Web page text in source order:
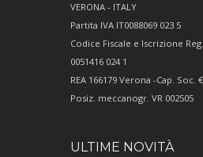
VERONA - ITALY
Partita IVA IT0088069 023 5
Codice Fiscale e Iscrizione
0051416 024 1
REA 166179 Verona -Cap. Soc.
Posiz. meccanogr. VR 002505
ULTIME NOVITÀ